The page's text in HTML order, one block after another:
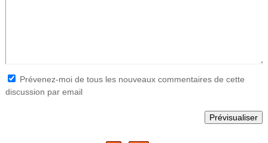
Prévenez-moi de tous les nouveaux commentaires de cette
discussion par email